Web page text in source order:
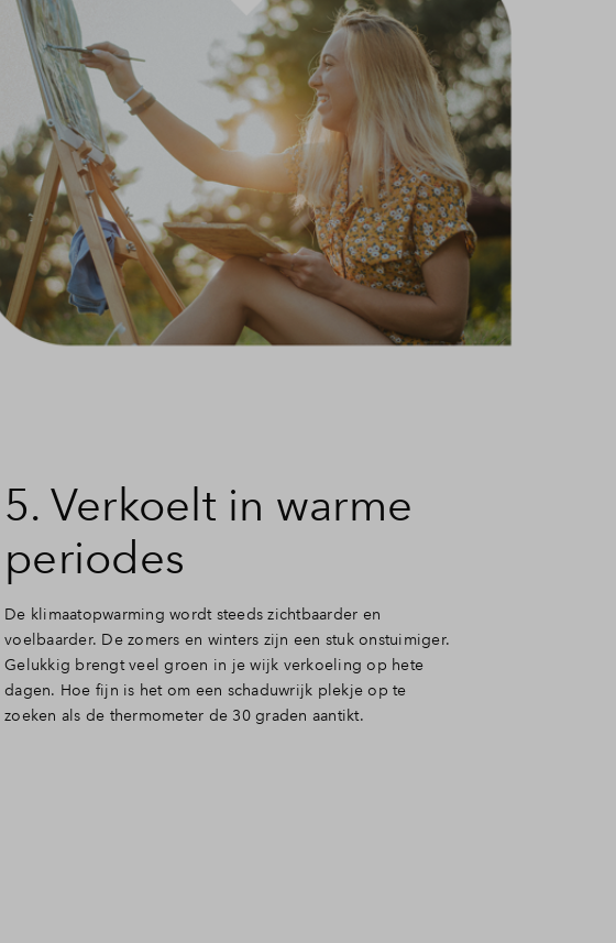
5. Verkoelt in warme
periodes
De klimaatopwarming wordt steeds zichtbaarder en
voelbaarder. De zomers en winters zijn een stuk onstuimiger.
Gelukkig brengt veel groen in je wijk verkoeling op hete
dagen. Hoe fijn is het om een schaduwrijk plekje op te
zoeken als de thermometer de 30 graden aantikt.